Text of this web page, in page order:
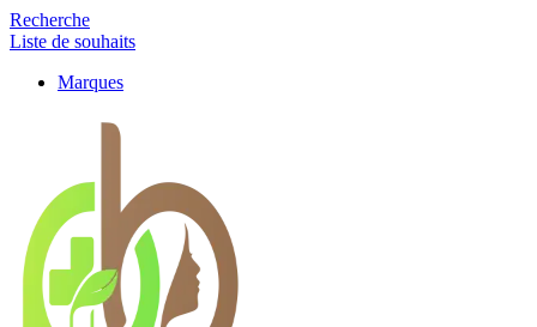
Recherche
Liste de souhaits
Marques